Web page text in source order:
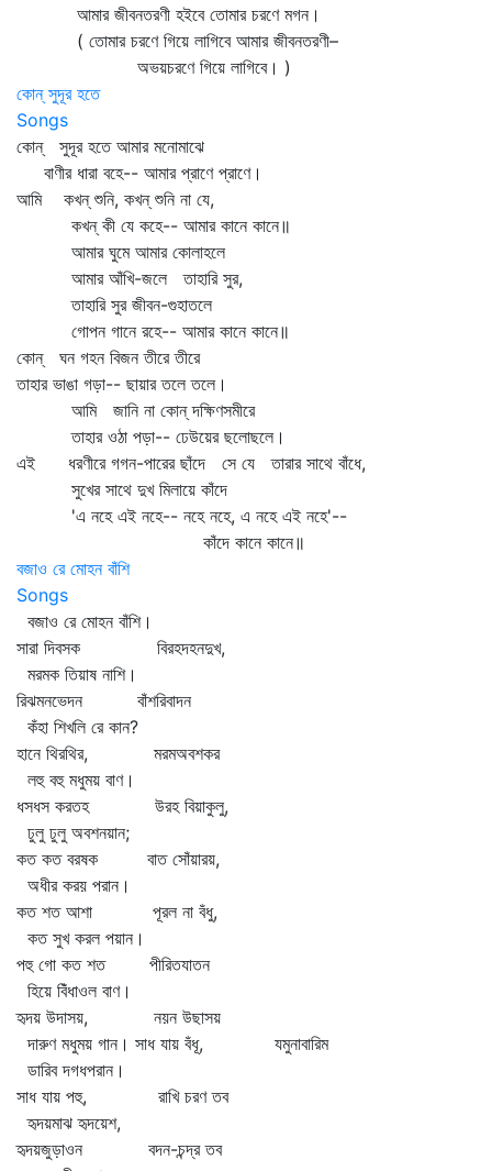
আমার জীবনতরণী হইবে তোমার চরণে মগন।
( তোমার চরণে গিয়ে লাগিবে আমার জীবনতরণী–
অভয়চরণে গিয়ে লাগিবে। )
কোন্ সুদূর হতে
Songs
কোন্‌ সুদূর হতে আমার মনোমাঝে
বাণীর ধারা বহে-- আমার প্রাণে প্রাণে।
আমি কখন্‌ শুনি, কখন্‌ শুনি না যে,
কখন্‌ কী যে কহে-- আমার কানে কানে॥
আমার ঘুমে আমার কোলাহলে
আমার আঁখি-জলে তাহারি সুর,
তাহারি সুর জীবন-গুহাতলে
গোপন গানে রহে-- আমার কানে কানে॥
কোন্‌ ঘন গহন বিজন তীরে তীরে
তাহার ভাঙা গড়া-- ছায়ার তলে তলে।
আমি জানি না কোন্‌ দক্ষিণসমীরে
তাহার ওঠা পড়া-- ঢেউয়ের ছলোছলে।
এই ধরণীরে গগন-পারের ছাঁদে সে যে তারার সাথে বাঁধে,
সুখের সাথে দুখ মিলায়ে কাঁদে
'এ নহে এই নহে-- নহে নহে, এ নহে এই নহে'--
কাঁদে কানে কানে॥
বজাও রে মোহন বাঁশি
Songs
বজাও রে মোহন বাঁশি।
সারা দিবসক বিরহদহনদুখ,
মরমক তিয়াষ নাশি।
রিঝমনভেদন বাঁশরিবাদন
কঁহা শিখলি রে কান?
হানে থিরথির, মরমঅবশকর
লহু বহু মধুময় বাণ।
ধসধস করতহ উরহ বিয়াকুলু,
ঢুলু ঢুলু অবশনয়ান;
কত কত বরষক বাত সোঁয়ারয়,
অধীর করয় পরান।
কত শত আশা পূরল না বঁধু,
কত সুখ করল পয়ান।
পহু গো কত শত পীরিতযাতন
হিয়ে বিঁধাওল বাণ।
হৃদয় উদাসয়, নয়ন উছাসয়
দারুণ মধুময় গান। সাধ যায় বঁধূ, যমুনাবারিম
ডারিব দগধপরান।
সাধ যায় পহু, রাখি চরণ তব
হৃদয়মাঝ হৃদয়েশ,
হৃদয়জুড়াওন বদন-চন্দ্র তব